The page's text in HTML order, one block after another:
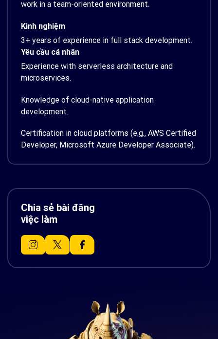
work in a team-oriented environment.
Kinh nghiệm
3+ years of experience in full stack development.
Yêu cầu cá nhân
Experience with serverless architecture and
microservices.
Knowledge of cloud-native application
development.
Certification in cloud platforms (e.g., AWS Certified
Developer, Microsoft Azure Developer Associate).
Chia sẻ bài đăng
việc làm